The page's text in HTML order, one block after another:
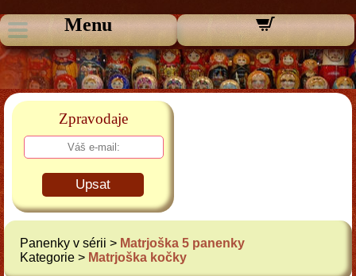
Menu
Zpravodaje
Upsat
Panenky v sérii > Matrjoška 5 panenky
Kategorie > Matrjoška kočky